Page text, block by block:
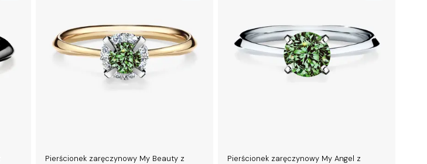
Pierścionek zaręczynowy My Beauty z
Pierścionek zaręczynowy My Angel z